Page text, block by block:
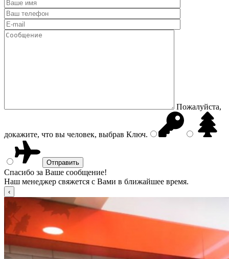
Пожалуйста,
докажите, что вы человек, выбрав Ключ.
Спасибо за Ваше сообщение!
Наш менеджер свяжется с Вами в ближайшее время.